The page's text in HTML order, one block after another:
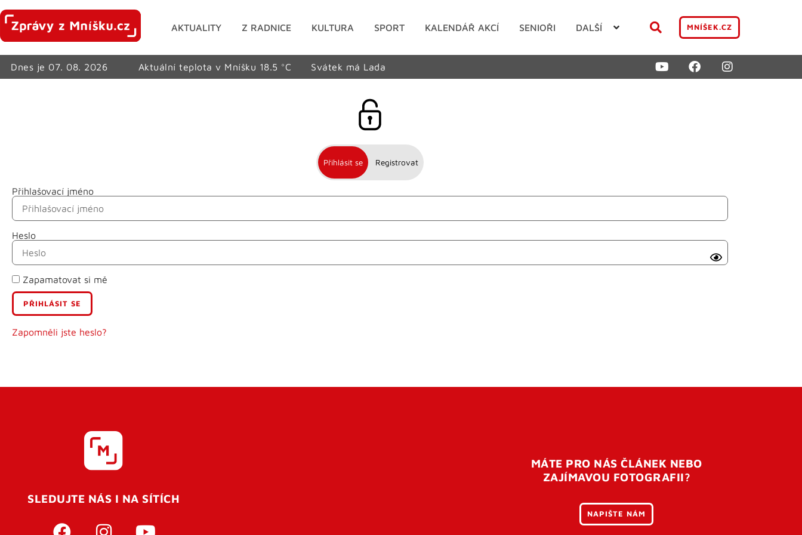
AKTUALITY Z RADNICE KULTURA SPORT KALENDÁŘ AKCÍ SENIOŘI DALŠÍ MNÍŠEK.CZ
Dnes je 07. 08. 2026 Aktuální teplota v Mníšku 18.5 °C Svátek má Lada
Přihlásit se Registrovat
Přihlašovací jméno
Heslo
Zapamatovat si mě
Zapomněli jste heslo?
Jméno
Příjmení
E-mail
Uživatelské jméno
SLEDUJTE NÁS I NA SÍTÍCH
MÁTE PRO NÁS ČLÁNEK NEBO
ZAJÍMAVOU FOTOGRAFII?
NAPIŠTE NÁM